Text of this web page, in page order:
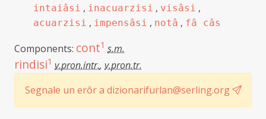
intaiâsi , inacuarzisi , visâsi ,
acuarzisi , impensâsi , notâ , fâ câs
Components: cont1 s.m.
rindisi1 v.pron.intr., v.pron.tr.
Segnale un erôr a dizionarifurlan@serling.org